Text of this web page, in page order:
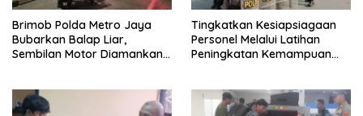
Brimob Polda Metro Jaya
Bubarkan Balap Liar,
Sembilan Motor Diamankan
Tingkatkan Kesiapsiagaan
Personel Melalui Latihan
Peningkatan Kemampuan